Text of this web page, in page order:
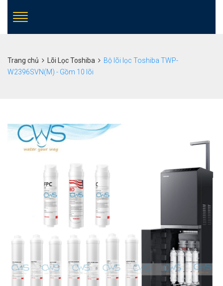
Trang chủ Lõi Lọc Toshiba
Bộ lõi lọc Toshiba TWP-
W2396SVN(M) - Gồm 10 lõi